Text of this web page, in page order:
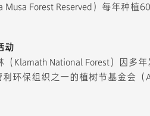
Forest Reserved）每年种植
动
Klamath National Forest）因多
环保组织之一的植树节基金会（